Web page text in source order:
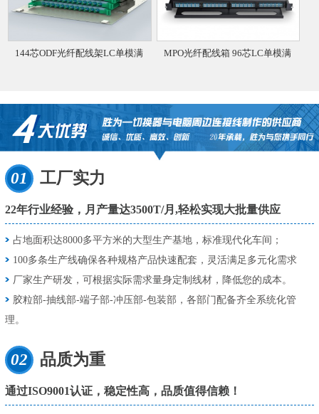
144芯ODF光纤配线架LC单模满 MPO光纤配线箱 96芯LC单模满
01 工厂实力
22年行业经验，月产量达3500T/月,轻松实现大批量供应
占地面积达8000多平方米的大型生产基地，标准现代化车间；
100多条生产线确保各种规格产品快速配套，灵活满足多元化需求
厂家生产研发，可根据实际需求量身定制线材，降低您的成本。
胶粒部-抽线部-端子部-冲压部-包装部，各部门配备齐全系统化管
理。
02 品质为重
通过ISO9001认证，稳定性高，品质值得信赖！